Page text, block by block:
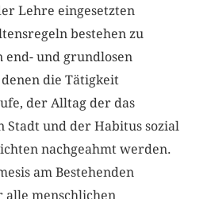
Lehre eingesetzten
bestehen zu
end- und grundlosen
die Tätigkeit
der Alltag der das
Stadt und der Habitus sozial
nachgeahmt werden.
am Bestehenden
alle menschlichen